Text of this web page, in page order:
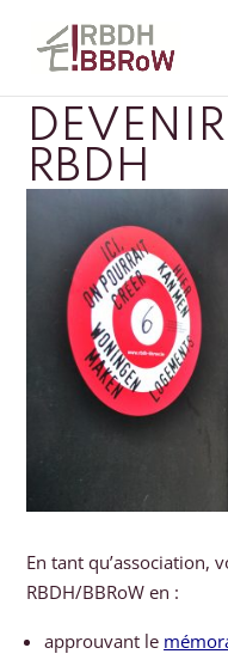
RBDH
En tant qu’association,
RBDH/BBRoW en :
approuvant le